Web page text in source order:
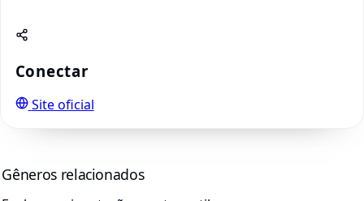
Conectar
Site oficial
Gêneros relacionados